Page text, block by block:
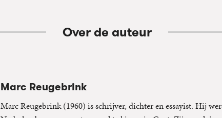
Over de auteur
Marc Reugebrink
Marc Reugebrink (1960) is schrijver, dichter en essayist. Hij